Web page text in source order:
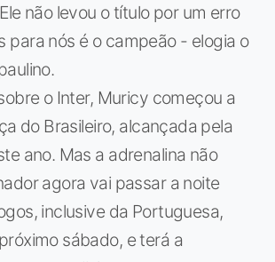
não levou o título por um erro
para nós é o campeão - elogia o
o Inter, Muricy começou a
do Brasileiro, alcançada pela
ano. Mas a adrenalina não
agora vai passar a noite
inclusive da Portuguesa,
sábado, e terá a